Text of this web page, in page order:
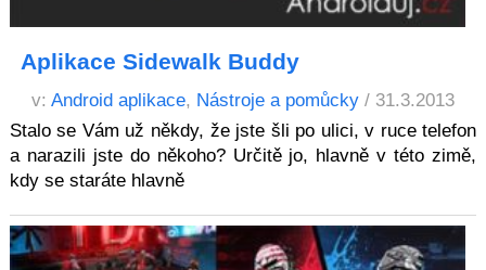
Aplikace Sidewalk Buddy
v: Android aplikace, Nástroje a pomůcky / 31.3.2013
Stalo se Vám už někdy, že jste šli po ulici, v ruce telefon
a narazili jste do někoho? Určitě jo, hlavně v této zimě,
kdy se staráte hlavně